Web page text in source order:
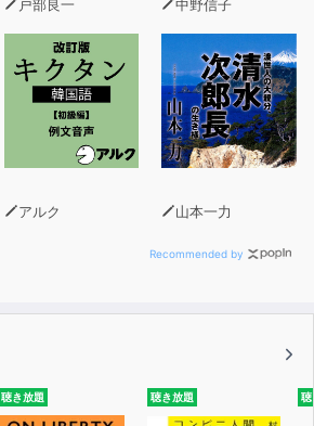
戸部良一 中野信子
アルク 山本一力
Recommended by
聴き放題 聴き放題 聴